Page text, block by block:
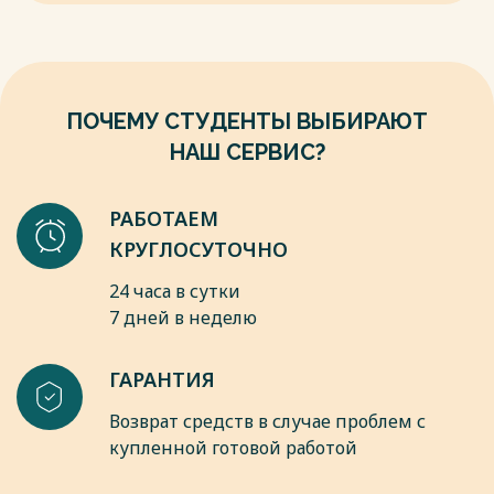
пособие /Б.И. Алехин.– М.: ЮНИТИ-ДАНА, 2012г. – 335с.
8. Банковское дело: учебник /под ред. О.И. Лаврушина. – М.:
Весь текст будет доступенпосле покупки
ПОЧЕМУ СТУДЕНТЫ ВЫБИРАЮТ
НАШ СЕРВИС?
РАБОТАЕМ
КРУГЛОСУТОЧНО
24 часа в сутки
7 дней в неделю
ГАРАНТИЯ
Возврат средств в случае проблем с
купленной готовой работой